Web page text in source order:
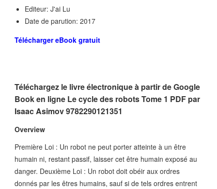
Editeur: J'ai Lu
Date de parution: 2017
Télécharger eBook gratuit
Téléchargez le livre électronique à partir de Google
Book en ligne Le cycle des robots Tome 1 PDF par
Isaac Asimov 9782290121351
Overview
Première Loi : Un robot ne peut porter atteinte à un être
humain ni, restant passif, laisser cet être humain exposé au
danger. Deuxième Loi : Un robot doit obéir aux ordres
donnés par les êtres humains, sauf si de tels ordres entrent